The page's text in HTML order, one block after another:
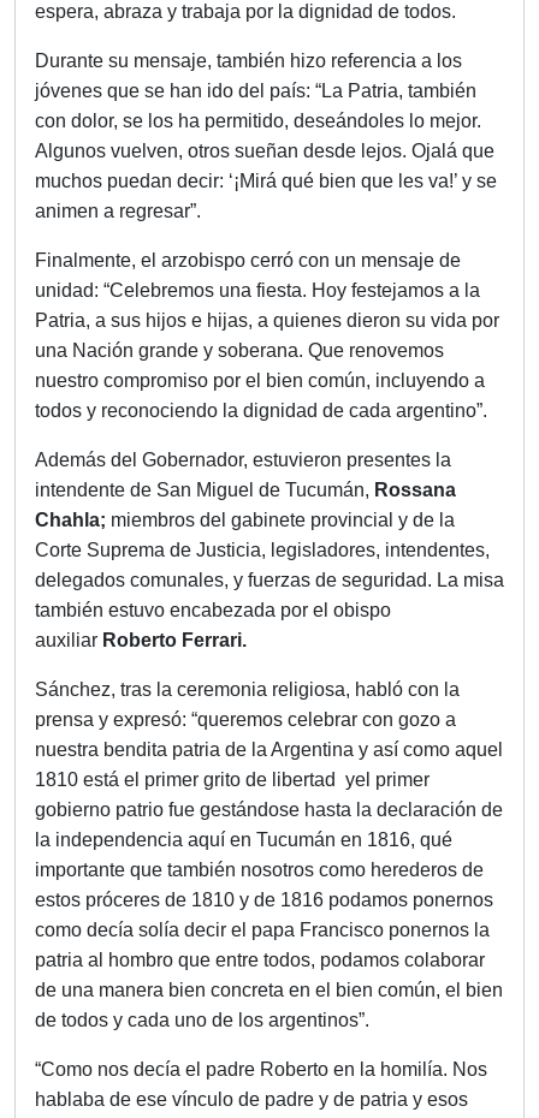
espera, abraza y trabaja por la dignidad de todos.
Durante su mensaje, también hizo referencia a los
jóvenes que se han ido del país: “La Patria, también
con dolor, se los ha permitido, deseándoles lo mejor.
Algunos vuelven, otros sueñan desde lejos. Ojalá que
muchos puedan decir: ‘¡Mirá qué bien que les va!’ y se
animen a regresar”.
Finalmente, el arzobispo cerró con un mensaje de
unidad: “Celebremos una fiesta. Hoy festejamos a la
Patria, a sus hijos e hijas, a quienes dieron su vida por
una Nación grande y soberana. Que renovemos
nuestro compromiso por el bien común, incluyendo a
todos y reconociendo la dignidad de cada argentino”.
Además del Gobernador, estuvieron presentes la
intendente de San Miguel de Tucumán, Rossana
Chahla; miembros del gabinete provincial y de la
Corte Suprema de Justicia, legisladores, intendentes,
delegados comunales, y fuerzas de seguridad. La misa
también estuvo encabezada por el obispo
auxiliar Roberto Ferrari.
Sánchez, tras la ceremonia religiosa, habló con la
prensa y expresó: “queremos celebrar con gozo a
nuestra bendita patria de la Argentina y así como aquel
1810 está el primer grito de libertad yel primer
gobierno patrio fue gestándose hasta la declaración de
la independencia aquí en Tucumán en 1816, qué
importante que también nosotros como herederos de
estos próceres de 1810 y de 1816 podamos ponernos
como decía solía decir el papa Francisco ponernos la
patria al hombro que entre todos, podamos colaborar
de una manera bien concreta en el bien común, el bien
de todos y cada uno de los argentinos”.
“Como nos decía el padre Roberto en la homilía. Nos
hablaba de ese vínculo de padre y de patria y esos